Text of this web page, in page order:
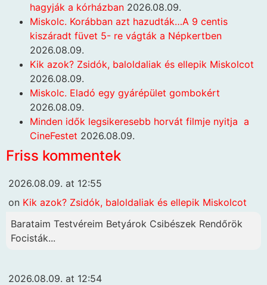
hagyják a kórházban 2026.08.09.
Miskolc. Korábban azt hazudták…A 9 centis
kiszáradt füvet 5- re vágták a Népkertben
2026.08.09.
Kik azok? Zsidók, baloldaliak és ellepik Miskolcot
2026.08.09.
Miskolc. Eladó egy gyárépület gombokért
2026.08.09.
Minden idők legsikeresebb horvát filmje nyitja a
CineFestet 2026.08.09.
Friss kommentek
2026.08.09. at 12:55
on Kik azok? Zsidók, baloldaliak és ellepik Miskolcot
Barataim Testvéreim Betyárok Csibészek Rendőrök
Focisták...
2026.08.09. at 12:54